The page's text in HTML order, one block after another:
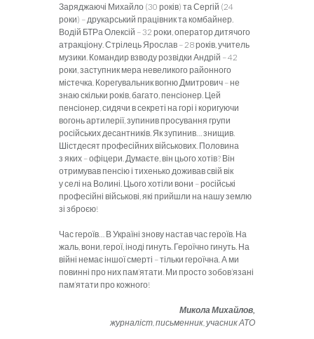
Заряджаючі Михайло (30 років) та Сергій (24
роки) – друкарський працівник та комбайнер.
Водій БТРа Олексій – 32 роки, оператор дитячого
атрак­ціону. Стрілець Ярослав – 28 років, учитель
музики. Командир взво­ду розвідки Андрій – 42
роки, заступник мера невеликого районно­го
містечка. Корегувальник вогню Дмитрович – не
знаю скільки років, багато, пенсіонер. Цей
пенсіонер, сидячи в секреті на горі і коригуючи
вогонь артилерії, зупинив просування групи
російсь­ких десантників. Як зупинив… знищив.
Шістдесят професійних військових. Половина
з яких – офіцери. Думаєте, він цього хотів? Він
отримував пенсію і тихенько доживав свій вік
у селі на Волині. Цього хотіли вони – російські
професійні військові, які прийшли на нашу землю
зі зброєю!
Час героїв… В Україні знову настав час героїв. На
жаль, вони, герої, іноді гинуть. Героїчно гинуть. На
війні немає іншої смерті – тільки героїчна. А ми
повинні про них пам’ятати. Ми просто зобов’язані
пам’ятати про кожного!
Микола Михайлов,
журналіст, письменник, учасник АТО